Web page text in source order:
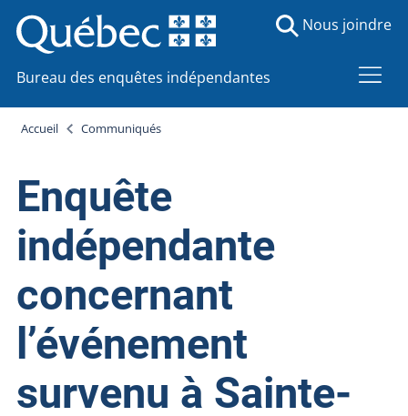
Bureau des enquêtes indépendantes
Nous joindre
Accueil Communiqués
Enquête
indépendante
concernant
l’événement
survenu à Sainte-